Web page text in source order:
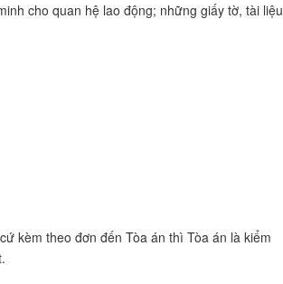
cho quan hệ lao động; những giấy tờ, tài liệu
kèm theo đơn đến Tòa án thì Tòa án là kiểm